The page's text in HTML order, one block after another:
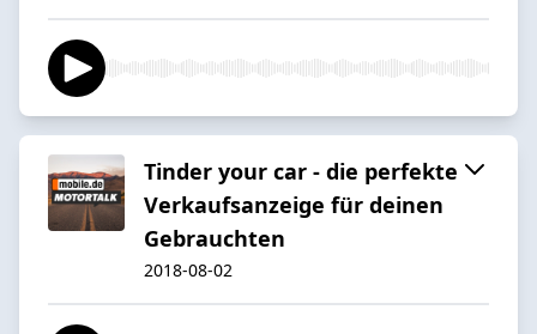
Tinder your car - die perfekte
Verkaufsanzeige für deinen
Gebrauchten
2018-08-02